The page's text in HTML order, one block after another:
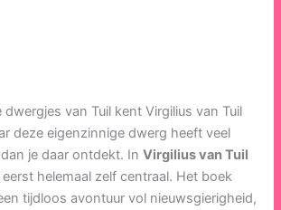
dwergjes van Tuil kent Virgilius van Tuil
deze eigenzinnige dwerg heeft veel
je daar ontdekt. InVirgilius van Tuil
helemaal zelf centraal. Het boek
tijdloos avontuur vol nieuwsgierigheid,